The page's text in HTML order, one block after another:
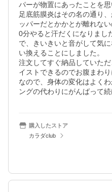
パーが物置にあったことを
足底筋膜炎はその名の通り
ッパーだとかかとが離れな
0分やると汗だくになりまし
で、きいきいと音がして気
い換えることにしました。
注文してすぐ納品していた
イストできるのでお腹まわ
なので、身体の変化はよく
ングの代わりにがんばって
購入したストア
カラダclub